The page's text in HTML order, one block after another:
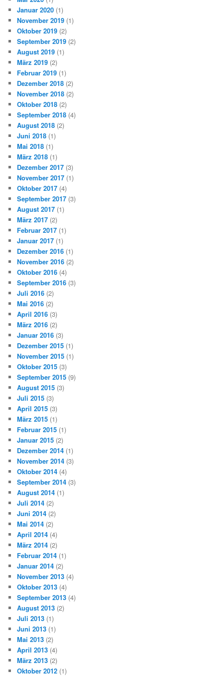
Januar 2020 (1)
November 2019 (1)
Oktober 2019 (2)
September 2019 (2)
August 2019 (1)
März 2019 (2)
Februar 2019 (1)
Dezember 2018 (2)
November 2018 (2)
Oktober 2018 (2)
September 2018 (4)
August 2018 (2)
Juni 2018 (1)
Mai 2018 (1)
März 2018 (1)
Dezember 2017 (3)
November 2017 (1)
Oktober 2017 (4)
September 2017 (3)
August 2017 (1)
März 2017 (2)
Februar 2017 (1)
Januar 2017 (1)
Dezember 2016 (1)
November 2016 (2)
Oktober 2016 (4)
September 2016 (3)
Juli 2016 (2)
Mai 2016 (2)
April 2016 (3)
März 2016 (2)
Januar 2016 (3)
Dezember 2015 (1)
November 2015 (1)
Oktober 2015 (3)
September 2015 (9)
August 2015 (3)
Juli 2015 (3)
April 2015 (3)
März 2015 (1)
Februar 2015 (1)
Januar 2015 (2)
Dezember 2014 (1)
November 2014 (3)
Oktober 2014 (4)
September 2014 (3)
August 2014 (1)
Juli 2014 (2)
Juni 2014 (2)
Mai 2014 (2)
April 2014 (4)
März 2014 (2)
Februar 2014 (1)
Januar 2014 (2)
November 2013 (4)
Oktober 2013 (4)
September 2013 (4)
August 2013 (2)
Juli 2013 (1)
Juni 2013 (1)
Mai 2013 (2)
April 2013 (4)
März 2013 (2)
Oktober 2012 (1)